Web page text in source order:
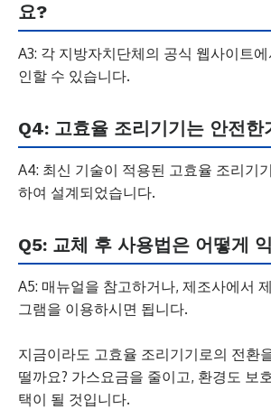
요?
A3: 각 지방자치단체의 공식 웹사이트
인할 수 있습니다.
Q4: 고효율 조리기기는 안전한
A4: 최신 기술이 적용된 고효율 조리기
하여 설계되었습니다.
Q5: 교체 후 사용법은 어떻게
A5: 매뉴얼을 참고하거나, 제조사에서
그램을 이용하시면 됩니다.
지금이라도 고효율 조리기기로의 전환
떨까요? 가스요금을 줄이고, 환경도 보
택이 될 것입니다.